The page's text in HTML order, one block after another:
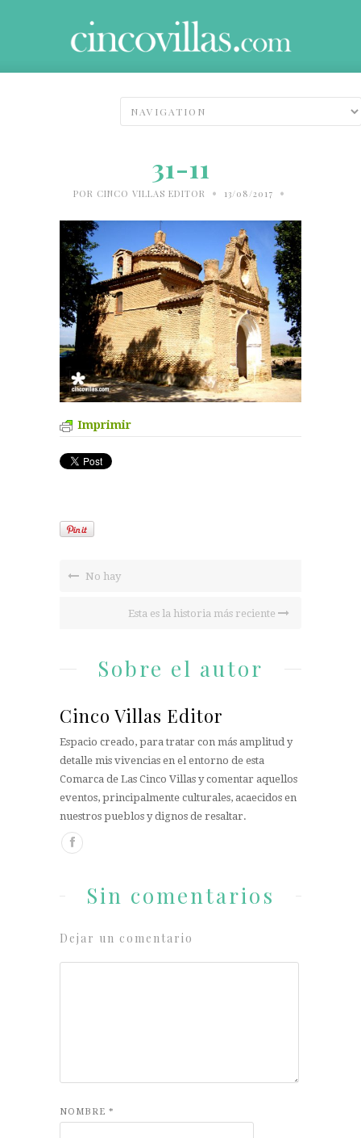
31-11
POR CINCO VILLAS EDITOR • 13/08/2017 •
Imprimir
No hay
Esta es la historia más reciente
Sobre el autor
Cinco Villas Editor
Espacio creado, para tratar con más amplitud y
detalle mis vivencias en el entorno de esta
Comarca de Las Cinco Villas y comentar aquellos
eventos, principalmente culturales, acaecidos en
nuestros pueblos y dignos de resaltar.
Sin comentarios
Dejar un comentario
NOMBRE *